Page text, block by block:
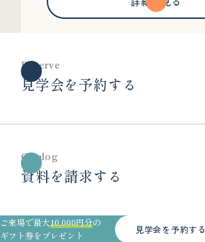
Reserve
見学会を予約する
Catalog
資料を請求する
ご来場で最大10,000円分の
ギフト券をプレゼント
見学会を予約する